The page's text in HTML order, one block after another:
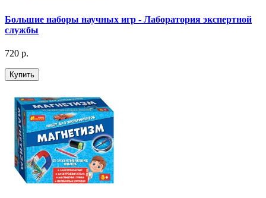
Большие наборы научных игр - Лаборатория экспертной
службы
720 р.
Купить